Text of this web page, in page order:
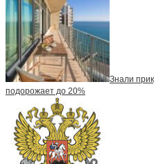
Знали
подорожает до 20%